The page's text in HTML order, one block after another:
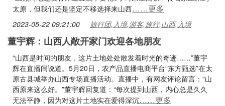
太原，但我们还是坚定不移选择来山西……更多
2023-05-22 09:21:00 旅行团,入境,游客,旅行,山西,入境
董宇辉：山西人敞开家门欢迎各地朋友
“山西是时间的朋友，这片土地处处散发着时光的奇迹……”董宇
辉在直播间说道。5月20日，农产品直播电商平台“东方甄选”在太
原古县城举办山西专场直播活动。直播中，有网友评论留言：“山
西原来这么好。”董宇辉回复道：“每次提到山西，内心总是久久
无法平静，因为对这片土地实在爱得深沉……更多